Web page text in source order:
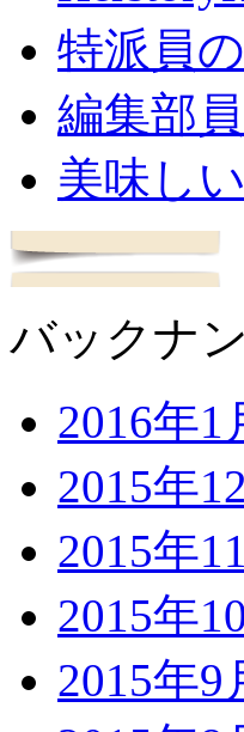
特派員
編集部
美味し
バックナ
2016年1
2015年
2015年
2015年
2015年9